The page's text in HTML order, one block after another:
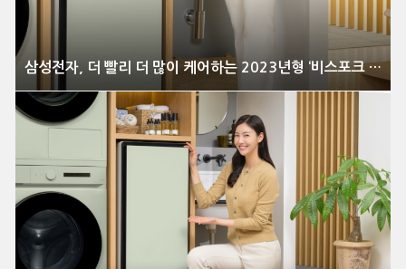
삼성전자, 더 빨리 더 많이 케어하는 2023년형 ‘비스포크 슈드레서’ 출시